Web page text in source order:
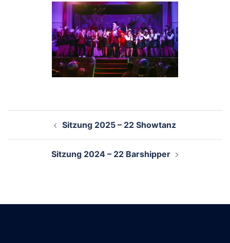
Sitzung 2025 – 22 Showtanz
Sitzung 2024 – 22 Barshipper